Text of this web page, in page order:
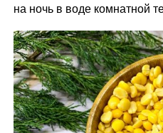
на ночь в воде комнатной